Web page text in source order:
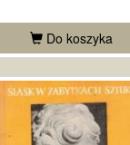
Do koszyka